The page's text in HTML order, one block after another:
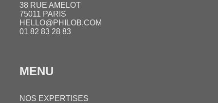
38 RUE AMELOT
75011 PARIS
HELLO@PHILOB.COM
01 82 83 28 83
MENU
NOS EXPERTISES